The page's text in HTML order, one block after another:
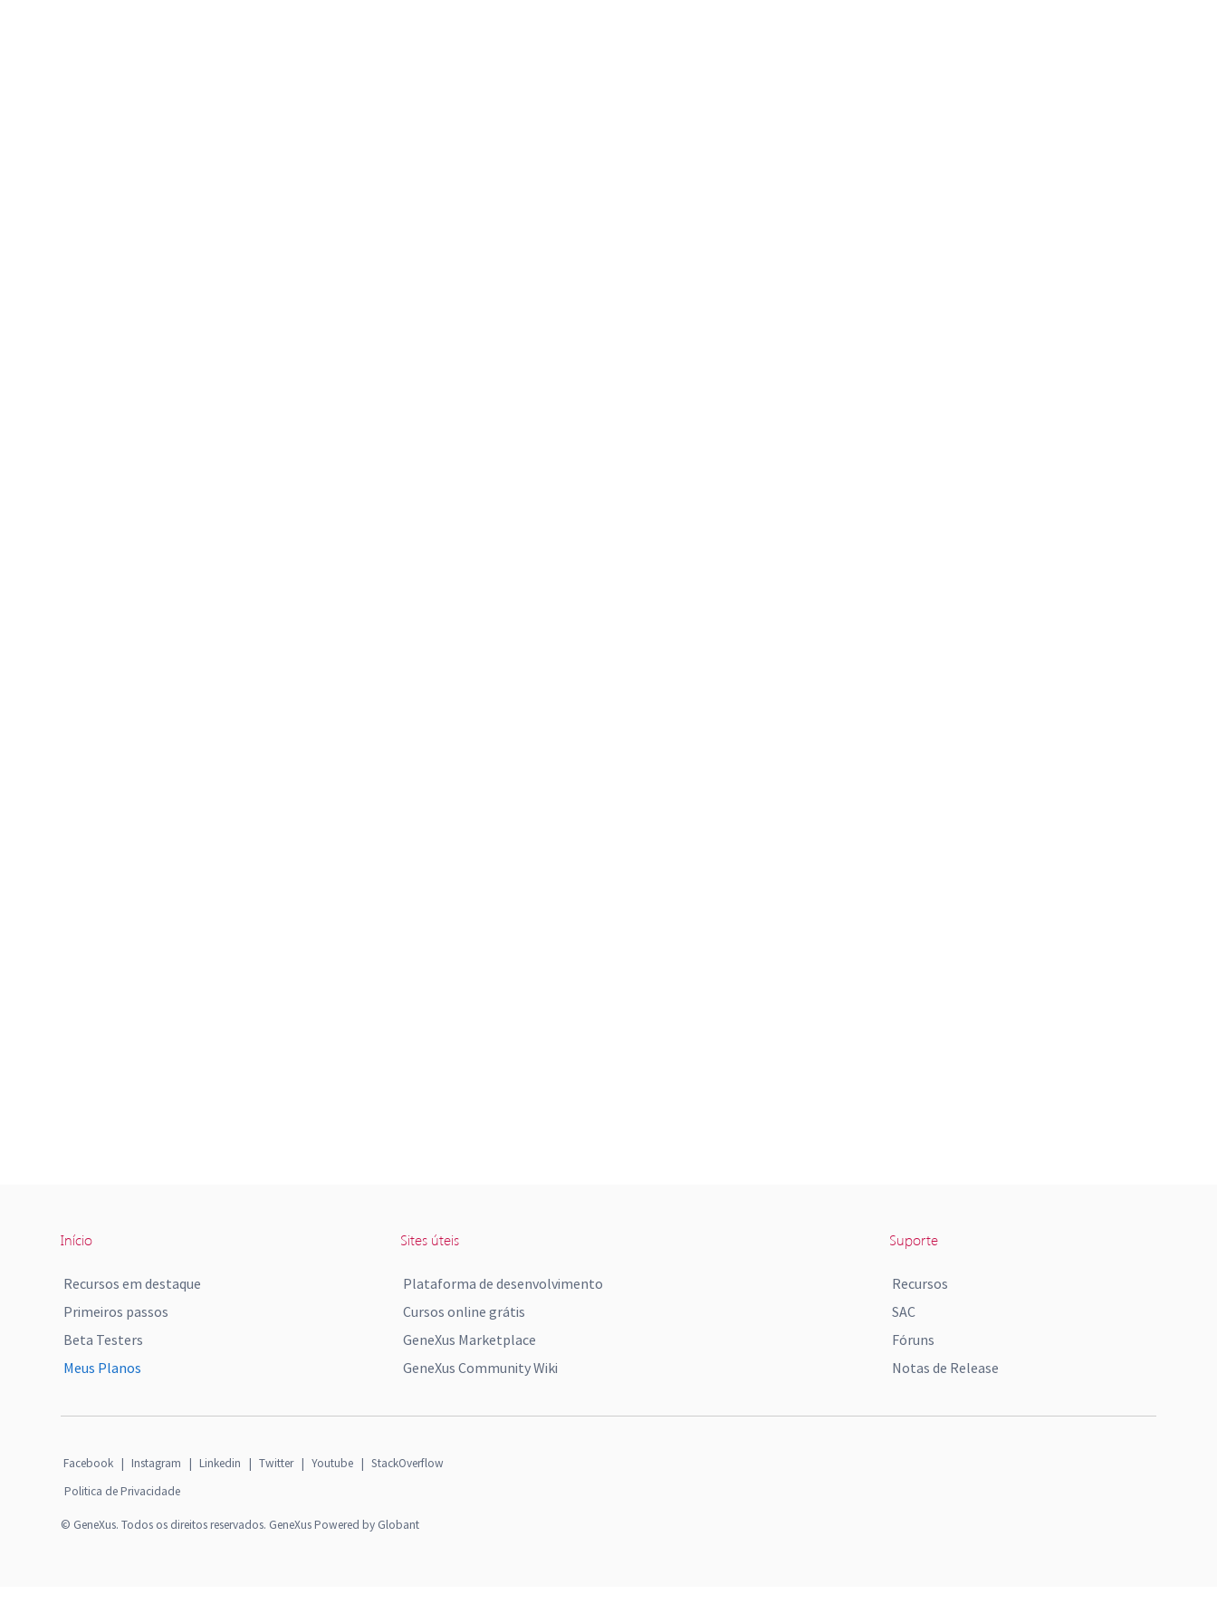
Início
Recursos em destaque
Primeiros passos
Beta Testers
Meus Planos
Sites úteis
Plataforma de desenvolvimento
Cursos online grátis
GeneXus Marketplace
GeneXus Community Wiki
Suporte
Recursos
SAC
Fóruns
Notas de Release
Facebook | Instagram | Linkedin | Twitter | Youtube | StackOverflow
Politica de Privacidade
© GeneXus. Todos os direitos reservados. GeneXus Powered by Globant